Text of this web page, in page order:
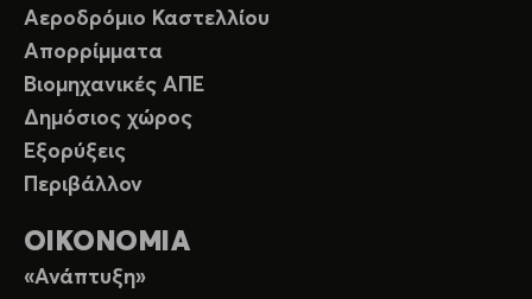
Αεροδρόμιο Καστελλίου
Απορρίμματα
Βιομηχανικές ΑΠΕ
Δημόσιος χώρος
Εξορύξεις
Περιβάλλον
ΟΙΚΟΝΟΜΙΑ
«Ανάπτυξη»